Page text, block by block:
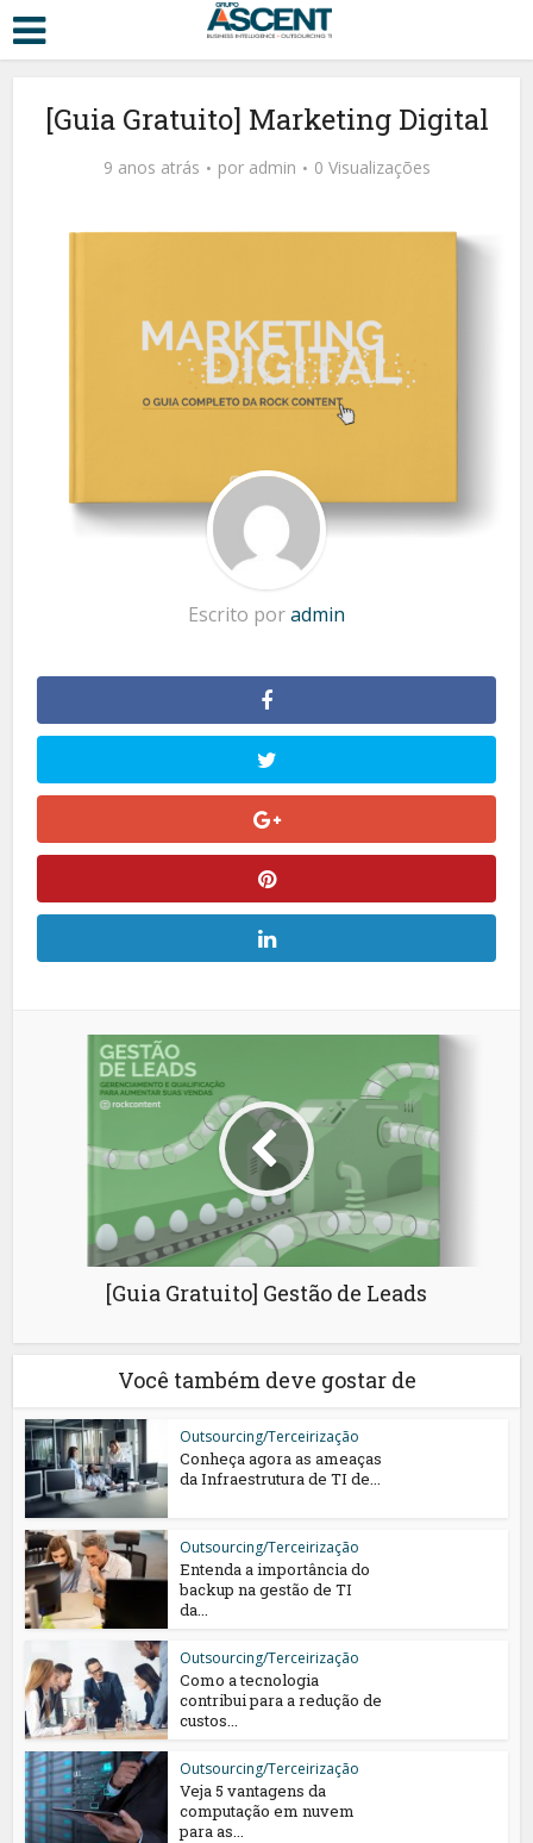
[Guia Gratuito] Marketing Digital
9 anos atrás por admin 0 Visualizações
Escrito poradmin
[Guia Gratuito] Gestão de Leads
Você também deve gostar de
Outsourcing/Terceirização
Conheça agora as ameaças
da Infraestrutura de TI de...
Outsourcing/Terceirização
Entenda a importância do
backup na gestão de TI
da...
Outsourcing/Terceirização
Como a tecnologia
contribui para a redução de
custos...
Outsourcing/Terceirização
Veja 5 vantagens da
computação em nuvem
para as...